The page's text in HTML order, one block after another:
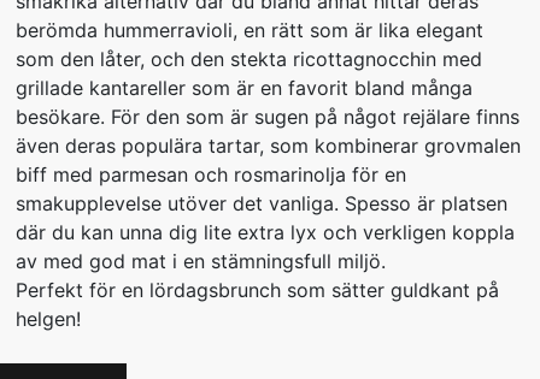
berömda hummerravioli, en rätt som är lika elegant
som den låter, och den stekta ricottagnocchin med
grillade kantareller som är en favorit bland många
besökare. För den som är sugen på något rejälare finns
även deras populära tartar, som kombinerar grovmalen
biff med parmesan och rosmarinolja för en
smakupplevelse utöver det vanliga. Spesso är platsen
där du kan unna dig lite extra lyx och verkligen koppla
av med god mat i en stämningsfull miljö.
Perfekt för en lördagsbrunch som sätter guldkant på
helgen!